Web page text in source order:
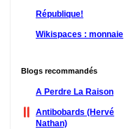
République!
Wikispaces : monnaie
Blogs recommandés
A Perdre La Raison
Antibobards (Hervé
Nathan)